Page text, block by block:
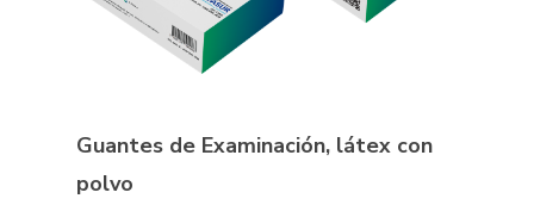
Guantes de Examinación, látex con
polvo